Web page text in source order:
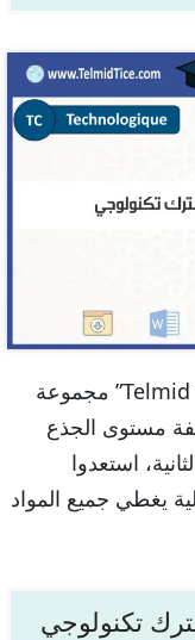
تجدون هنا في موقعنا “تلميذ تيس Telmid Tice” مجموعة
مستوى الجذع
استعدوا
يغطي جميع المواد
تكنولوجي